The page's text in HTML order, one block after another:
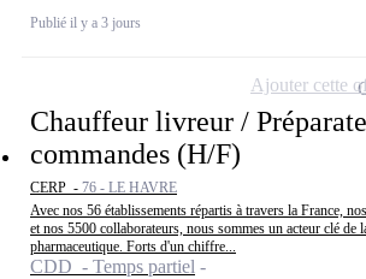
Publié il y a 3 jours
Chauffeur livreur /
commandes (H/F)
CERP - 76 - LE HAVRE
Avec nos 56 établissements répartis à travers la France,
et nos 5500 collaborateurs, nous sommes un acteur clé de
pharmaceutique. Forts d'un chiffre...
CDD - Temps partiel
Ajouter cette